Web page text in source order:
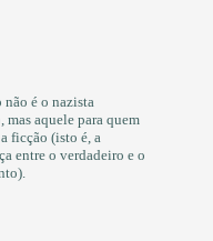
é o nazista
aquele para quem
ficção (isto é, a
entre o verdadeiro e o